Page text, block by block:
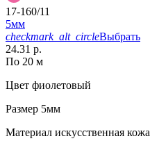
17-160/11
5мм
checkmark_alt_circleВыбрать
24.31 р.
По 20 м
Цвет фиолетовый
Размер 5мм
Материал искусственная кожа